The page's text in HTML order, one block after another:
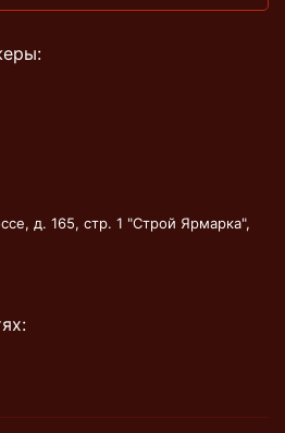
д. 165, стр. 1 "Строй Ярмарка",